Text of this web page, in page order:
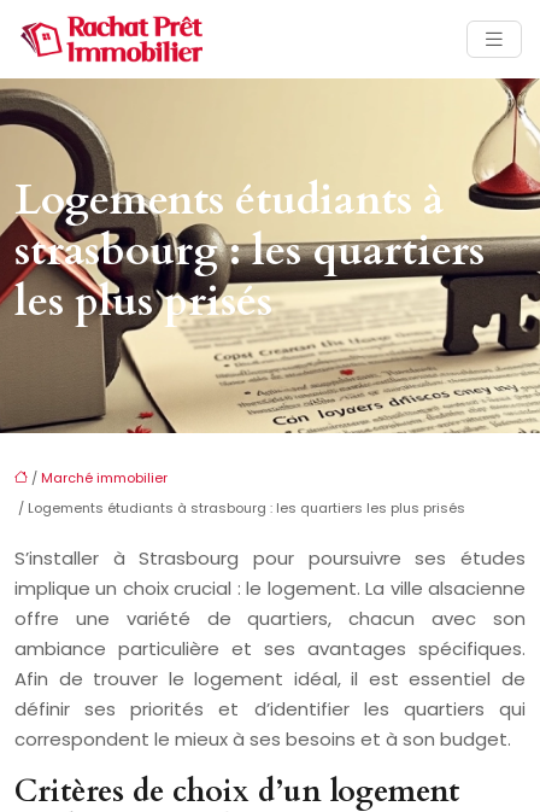
Logements étudiants à
strasbourg : les quartiers
les plus prisés
/ Marché immobilier
/ Logements étudiants à strasbourg : les quartiers les plus prisés
S’installer à Strasbourg pour poursuivre ses études
implique un choix crucial : le logement. La ville alsacienne
offre une variété de quartiers, chacun avec son
ambiance particulière et ses avantages spécifiques.
Afin de trouver le logement idéal, il est essentiel de
définir ses priorités et d’identifier les quartiers qui
correspondent le mieux à ses besoins et à son budget.
Critères de choix d’un logement